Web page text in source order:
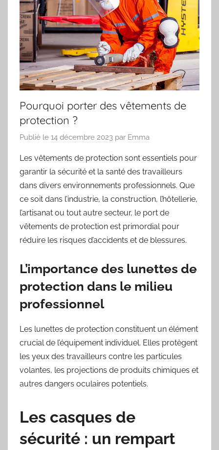
Pourquoi porter des vêtements de
protection ?
Publié le 14 décembre 2023 par Emma
Les vêtements de protection sont essentiels pour
garantir la sécurité et la santé des travailleurs
dans divers environnements professionnels. Que
ce soit dans l’industrie, la construction, l’hôtellerie,
l’artisanat ou tout autre secteur, le port de
vêtements de protection est primordial pour
réduire les risques d’accidents et de blessures.
L’importance des lunettes de
protection dans le milieu
professionnel
Les lunettes de protection constituent un élément
crucial de l’équipement individuel. Elles protègent
les yeux des travailleurs contre les particules
volantes, les projections de produits chimiques et
autres dangers oculaires potentiels.
Les casques de
sécurité : un rempart